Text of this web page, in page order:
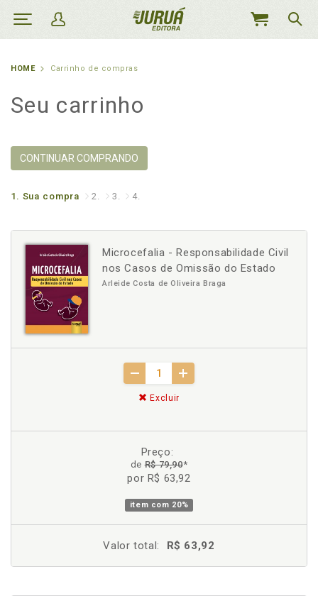
MEU
HOME Carrinho de compras
Seu carrinho
CONTINUAR COMPRANDO
1. Sua compra 2. 3. 4.
Microcefalia - Responsabilidade Civil
nos Casos de Omissão do Estado
Arleide Costa de Oliveira Braga
Excluir
Preço:
deR$ 79,90*
por R$ 63,92
item com 20%
Valor total: R$ 63,92